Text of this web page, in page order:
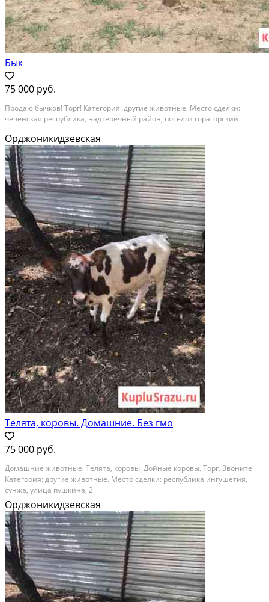
Бык
75 000 руб.
Продаю бычков! Торг! Категория: другие животные. Место сделки:
чеченская республика, надтеречный район, поселок горагорский
Орджоникидзевская
Телята, коровы. Домашние. Без гмо
75 000 руб.
Домашние животные. Телята, коровы. Дойные коровы. Торг. Звоните
Категория: другие животные. Место сделки: республика ингушетия,
сунжа, улица пушкина, 2
Орджоникидзевская